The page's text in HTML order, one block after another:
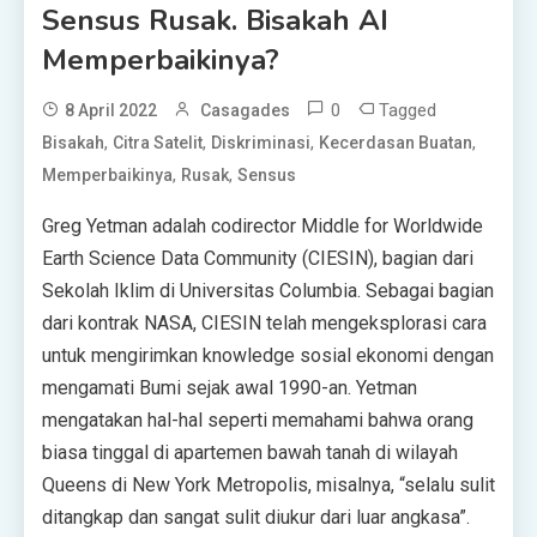
Sensus Rusak. Bisakah AI
Memperbaikinya?
8 April 2022 Casagades 0 Tagged
Bisakah, Citra Satelit, Diskriminasi, Kecerdasan Buatan,
Memperbaikinya, Rusak, Sensus
Greg Yetman adalah codirector Middle for Worldwide
Earth Science Data Community (CIESIN), bagian dari
Sekolah Iklim di Universitas Columbia. Sebagai bagian
dari kontrak NASA, CIESIN telah mengeksplorasi cara
untuk mengirimkan knowledge sosial ekonomi dengan
mengamati Bumi sejak awal 1990-an. Yetman
mengatakan hal-hal seperti memahami bahwa orang
biasa tinggal di apartemen bawah tanah di wilayah
Queens di New York Metropolis, misalnya, “selalu sulit
ditangkap dan sangat sulit diukur dari luar angkasa”.